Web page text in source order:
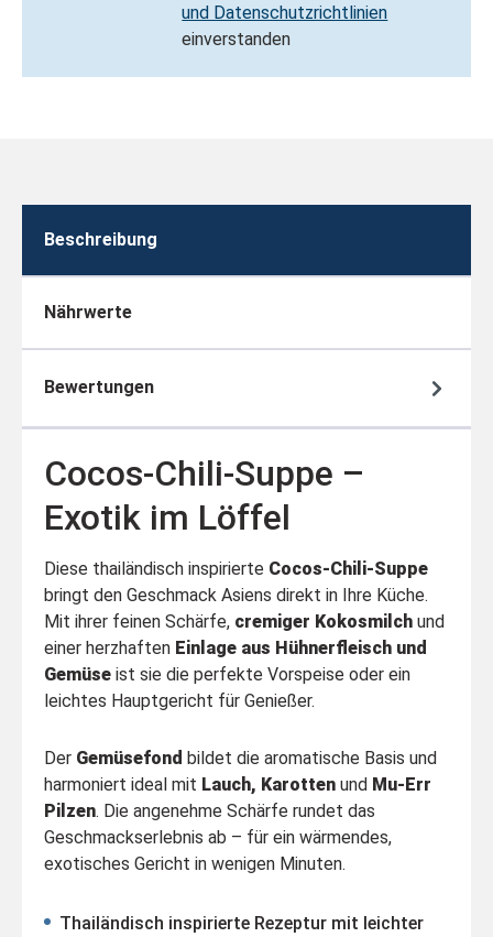
und Datenschutzrichtlinien
einverstanden
Beschreibung
Nährwerte
Bewertungen
Cocos-Chili-Suppe –
Exotik im Löffel
Diese thailändisch inspirierte Cocos-Chili-Suppe
bringt den Geschmack Asiens direkt in Ihre Küche.
Mit ihrer feinen Schärfe, cremiger Kokosmilch und
einer herzhaften Einlage aus Hühnerfleisch und
Gemüse ist sie die perfekte Vorspeise oder ein
leichtes Hauptgericht für Genießer.
Der Gemüsefond bildet die aromatische Basis und
harmoniert ideal mit Lauch, Karotten und Mu-Err
Pilzen. Die angenehme Schärfe rundet das
Geschmackserlebnis ab – für ein wärmendes,
exotisches Gericht in wenigen Minuten.
Thailändisch inspirierte Rezeptur mit leichter